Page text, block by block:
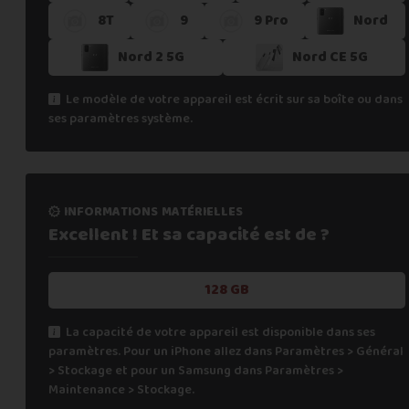
Si vous ne trouvez pas une offre correspondant aux
Vous pouvez éventuellement nous contacter.
8T
9 9 Pro
Nord
Nord 2 5G
Nord CE 5G
Le modèle de votre appareil est écrit sur sa boîte ou dans
ses paramètres système.
informations matérielles
Excellent ! Et sa capacitéest de ?
128 GB
La capacité de votre appareil est disponible dans ses
paramètres. Pour un iPhone allez dans Paramètres > Général
> Stockage et pour un Samsung dans Paramètres >
Maintenance > Stockage.